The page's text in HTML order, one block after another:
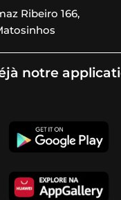
Ribeiro 166,
notre